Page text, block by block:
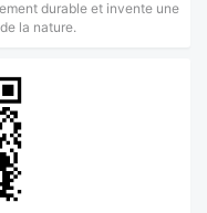
durable et invente une
la nature.